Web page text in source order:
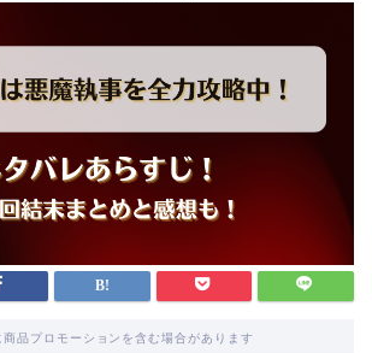
商品プロモーションを含む場合があります